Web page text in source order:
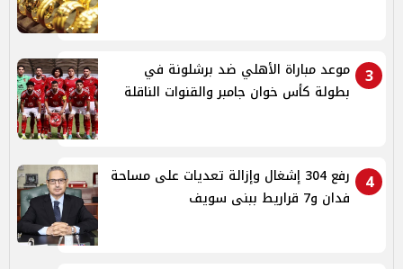
3
موعد مباراة الأهلي ضد برشلونة في
بطولة كأس خوان جامبر والقنوات الناقلة
4
رفع 304 إشغال وإزالة تعديات على مساحة
فدان و7 قراريط ببنى سويف